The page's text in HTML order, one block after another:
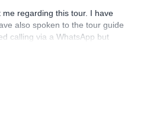
regarding this tour. I have
also spoken to the tour guide
calling via a WhatsApp but
has assured that you reply
Helen Pascoe